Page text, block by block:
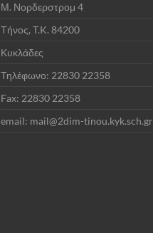
Μ. Νορδερστρομ 4
Τήνος, T.K. 84200
Κυκλάδες
Τηλέφωνο: 22830 22358
Fax: 22830 22358
email: mail@2dim-tinou.kyk.sch.gr